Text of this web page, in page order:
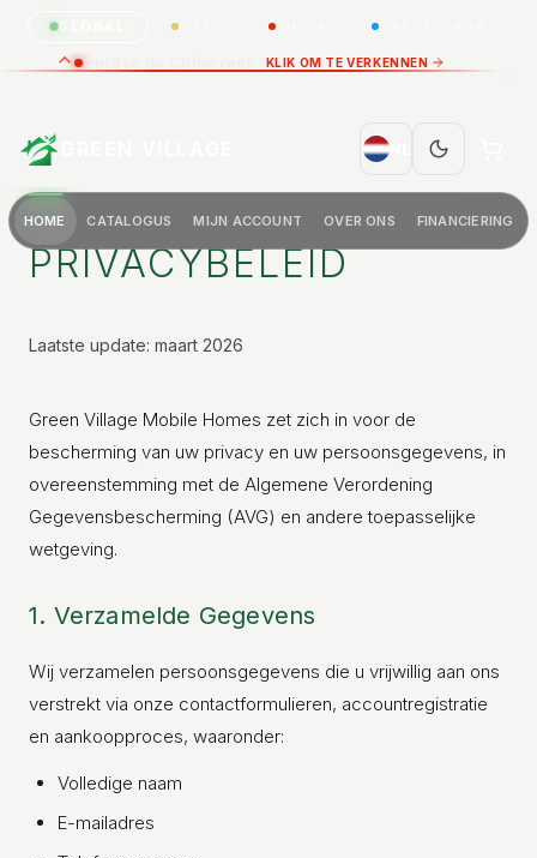
GLOBAL CHINA
NL
HOME CATALOGUS MIJN ACCOUNT OVER ONS FINANCIERING
PRIVACYBELEID
Laatste update: maart 2026
Green Village Mobile Homes zet zich in voor de
bescherming van uw privacy en uw persoonsgegevens, in
overeenstemming met de Algemene Verordening
Gegevensbescherming (AVG) en andere toepasselijke
wetgeving.
1. Verzamelde Gegevens
Wij verzamelen persoonsgegevens die u vrijwillig aan ons
verstrekt via onze contactformulieren, accountregistratie
en aankoopproces, waaronder:
Volledige naam
E-mailadres
Ontdek de China reeks KLIK OM TE VERKENNEN